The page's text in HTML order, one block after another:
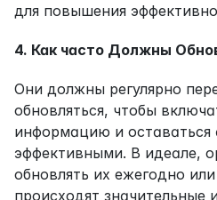
для повышения
4. Как часто Должны
Они должны регулярно
обновляться, чтобы
информацию и оставаться
эффективными. В идеале,
обновлять их ежегодно
происходят значительные